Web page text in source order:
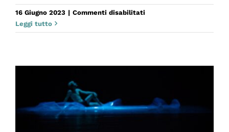
16 Giugno 2023 | Commenti disabilitatisu
MADRE
Leggi tutto